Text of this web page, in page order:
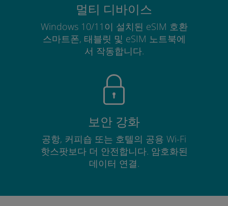
멀티 디바이스
Windows 10/11이 설치된 eSIM 호환
스마트폰, 태블릿 및 eSIM 노트북에
서 작동합니다.
보안 강화
공항, 커피숍 또는 호텔의 공용 Wi-Fi
핫스팟보다 더 안전합니다. 암호화된
데이터 연결.